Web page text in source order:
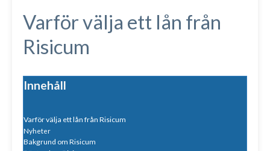
Varför välja ett lån från
Risicum
Innehåll
Varför välja ett lån från Risicum
Nyheter
Bakgrund om Risicum